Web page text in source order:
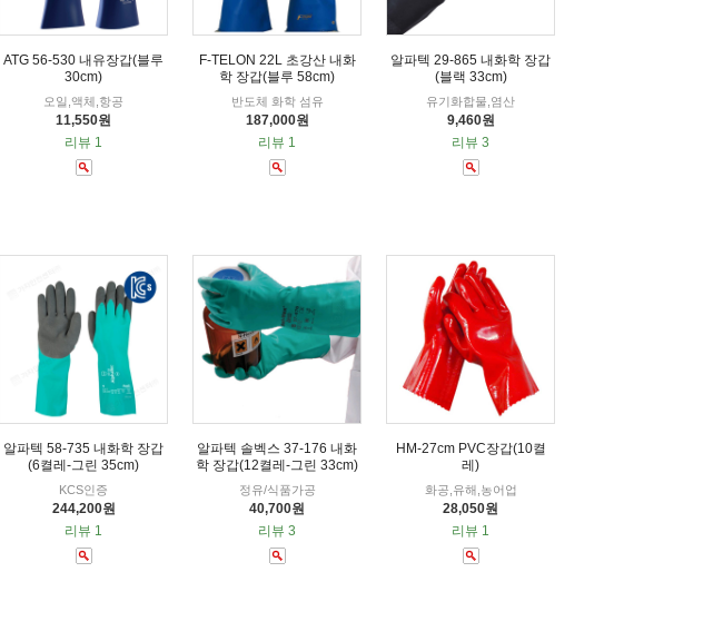
ATG 56-530 내유장갑(블루
30cm)
오일,액체,항공
11,550원
리뷰 1
F-TELON 22L 초강산 내화
학 장갑(블루 58cm)
반도체 화학 섬유
187,000원
리뷰 1
알파텍 29-865 내화학 장갑
(블랙 33cm)
유기화합물,염산
9,460원
리뷰 3
알파텍 58-735 내화학 장갑
(6켤레-그린 35cm)
KCS인증
244,200원
리뷰 1
알파텍 솔벡스 37-176 내화
학 장갑(12켤레-그린 33cm)
정유/식품가공
40,700원
리뷰 3
HM-27cm PVC장갑(10켤
레)
화공,유해,농어업
28,050원
리뷰 1